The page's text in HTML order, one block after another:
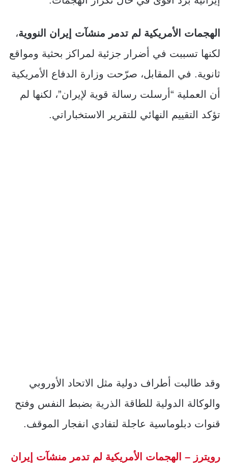
الهجمات الأمريكية لم تدمر منشآت إيران النووية،
لكنها تسببت في أضرار جزئية لمراكز بحثية ومواقع
ثانوية. في المقابل، صرّحت وزارة الدفاع الأمريكية
أن العملية “أرسلت رسالة قوية لإيران”، لكنها لم
تؤكد التقييم النهائي للتقرير الاستخباراتي.
وقد طالبت أطراف دولية مثل الاتحاد الأوروبي
والوكالة الدولية للطاقة الذرية بضبط النفس وفتح
قنوات دبلوماسية عاجلة لتفادي انفجار الموقف.
رويترز – الهجمات الأمريكية لم تدمر منشآت إيران